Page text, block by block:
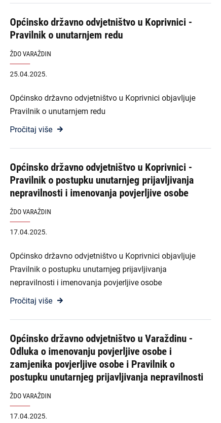
Općinsko državno odvjetništvo u Koprivnici -
Pravilnik o unutarnjem redu
ŽDO VARAŽDIN
25.04.2025.
Općinsko državno odvjetništvo u Koprivnici objavljuje
Pravilnik o unutarnjem redu
Pročitaj više
Općinsko državno odvjetništvo u Koprivnici -
Pravilnik o postupku unutarnjeg prijavljivanja
nepravilnosti i imenovanja povjerljive osobe
ŽDO VARAŽDIN
17.04.2025.
Općinsko državno odvjetništvo u Koprivnici objavljuje
Pravilnik o postupku unutarnjeg prijavljivanja
nepravilnosti i imenovanja povjerljive osobe
Pročitaj više
Općinsko državno odvjetništvo u Varaždinu -
Odluka o imenovanju povjerljive osobe i
zamjenika povjerljive osobe i Pravilnik o
postupku unutarnjeg prijavljivanja nepravilnosti
ŽDO VARAŽDIN
17.04.2025.